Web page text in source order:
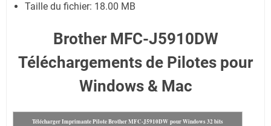
Taille du fichier: 18.00 MB
Brother MFC-J5910DW
Téléchargements de Pilotes pour
Windows & Mac
Télécharger Imprimante Pilote Brother MFC-J5910DW pour Windows 32 bits